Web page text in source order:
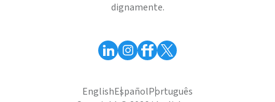
dignamente.
EnglishEspañolPortuguês